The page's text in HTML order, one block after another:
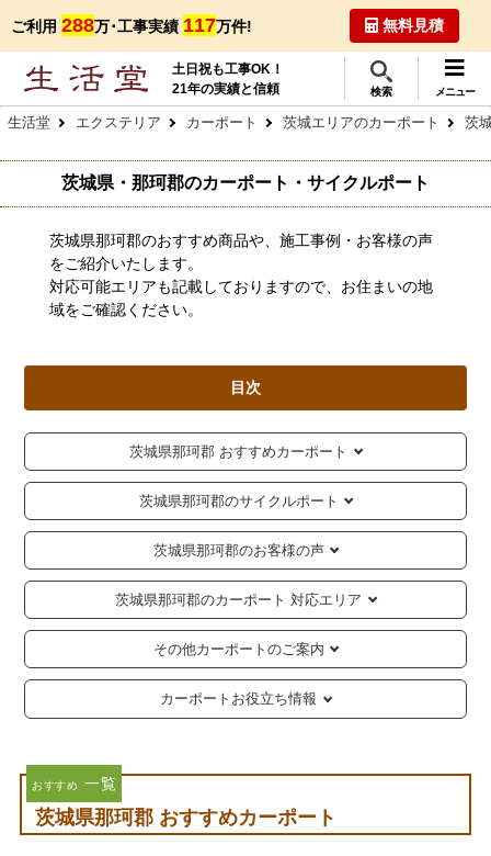
ご利用 288万･工事実績 117万件! 無料見積
土日祝も工事OK！
21年の実績と信頼
検索 メニュー
生活堂 エクステリア カーポート 茨城エリアのカーポート 茨
茨城県・那珂郡のカーポート・サイクルポート
茨城県那珂郡のおすすめ商品や、施工事例・お客様の声
をご紹介いたします。
対応可能エリアも記載しておりますので、お住まいの地
域をご確認ください。
目次
茨城県那珂郡 おすすめカーポート
茨城県那珂郡のサイクルポート
茨城県那珂郡のお客様の声
茨城県那珂郡のカーポート 対応エリア
その他カーポートのご案内
カーポートお役立ち情報
おすすめ 一覧
茨城県那珂郡 おすすめカーポート